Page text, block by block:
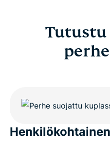
Tutustu